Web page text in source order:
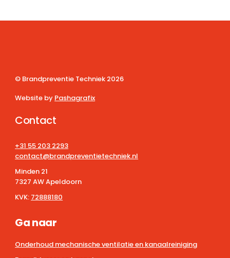
© Brandpreventie Techniek 2026
Website by Pashagrafix
Contact
+31 55 203 2293
contact@brandpreventietechniek.nl
Minden 21
7327 AW Apeldoorn
KVK: 72888180
Ga naar
Onderhoud mechanische ventilatie en kanaalreiniging